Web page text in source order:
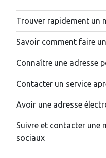
Trouver rapidement un
Savoir comment faire
Connaître une adresse
Contacter un service
Avoir une adresse
Suivre et contacter une
sociaux